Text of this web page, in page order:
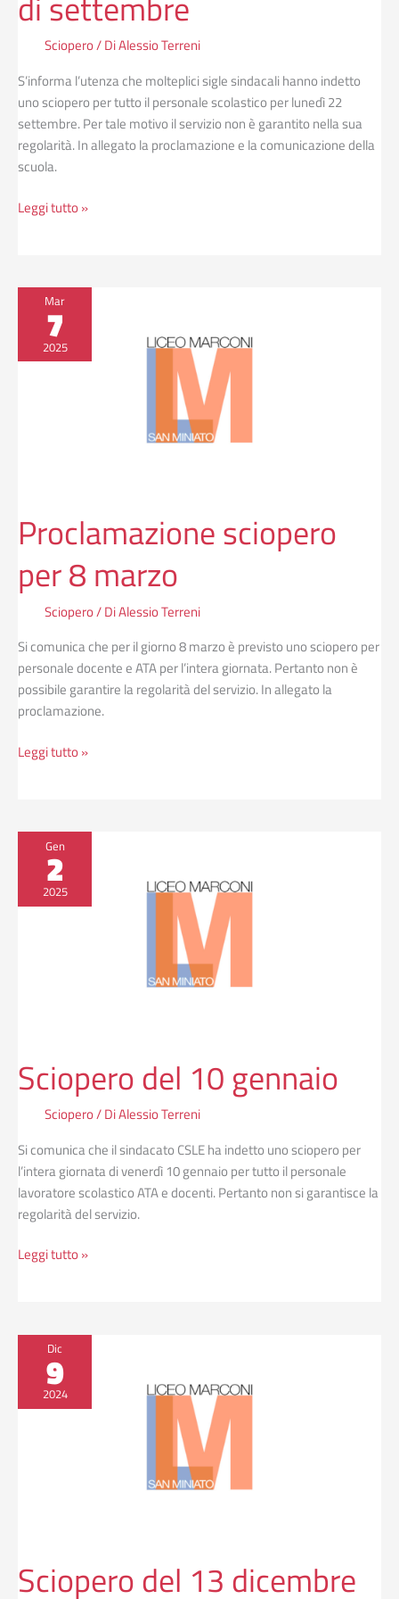
Sciopero/ DiAlessio Terreni
S’informa l’utenza che molteplici sigle sindacali hanno indetto
uno sciopero per tutto il personale scolastico per lunedì 22
settembre. Per tale motivo il servizio non è garantito nella sua
regolarità. In allegato la proclamazione e la comunicazione della
scuola.
Leggi tutto »
Mar
7
2025
Proclamazione sciopero
per 8 marzo
Sciopero/ DiAlessio Terreni
Si comunica che per il giorno 8 marzo è previsto uno sciopero per
personale docente e ATA per l’intera giornata. Pertanto non è
possibile garantire la regolarità del servizio. In allegato la
proclamazione.
Proclamazione
sciopero
8
Leggi tutto »
Gen
2
2025
Sciopero del 10 gennaio
Sciopero/ DiAlessio Terreni
Si comunica che il sindacato CSLE ha indetto uno sciopero per
l’intera giornata di venerdì 10 gennaio per tutto il personale
lavoratore scolastico ATA e docenti. Pertanto non si garantisce la
regolarità del servizio.
Sciopero
gennaio
Leggi tutto »
Dic
9
2024
Sciopero del 13 dicembre
Sciopero
dicembre